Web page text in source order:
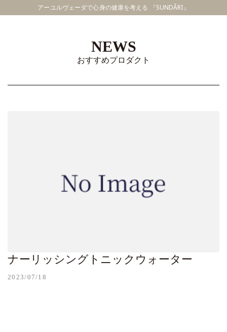
アーユルヴェーダで心身の健康を考える 『SUNDÃRI』
NEWS
おすすめプロダクト
ナーリッシングトニックウォーター
2023/07/18